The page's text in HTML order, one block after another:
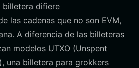
billetera difiere
las cadenas que no son EVM,
A diferencia de las billeteras
modelos UTXO (Unspent
una billetera para grokkers